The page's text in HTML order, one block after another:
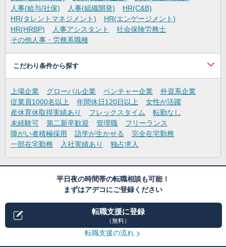
人事(給与/社保)
人事(組織開発)
HR(C&B)
HR(タレントマネジメント)
HR(エンゲージメント)
HR(HRBP)
人事アシスタント
社会保険労務士
その他人事・労務系職種
こだわり条件から探す
上場企業 グローバル企業 ベンチャー企業
外資系企業
従業員1000名以上
年間休日120日以上
女性が活躍
産休育休取得実績あり
フレックスタイム
転勤なし
未経験可
第二新卒歓迎 管理職
フリーランス
障がい者積極採用
語学が生かせる
完全在宅勤務
一部在宅勤務
入社実績あり 独占求人
平日夜の時間帯の転職相談も可能！
まずはアデコにご登録ください
転職支援に登録
（無料）
転職支援の流れ